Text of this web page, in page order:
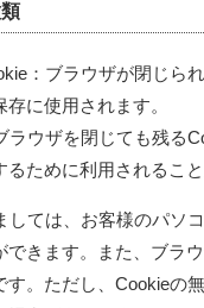
：ブラウザが閉じら
に使用されます。
ラウザを閉じても残る
るために利用されること
しては、お客様のパソ
できます。また、ブラ
す。ただし、Cookieの